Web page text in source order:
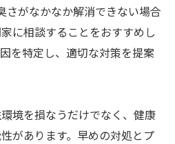
さがなかなか解消できない場合
に相談することをおすすめし
を特定し、適切な対策を提案
境を損なうだけでなく、健康
があります。早めの対処とプ